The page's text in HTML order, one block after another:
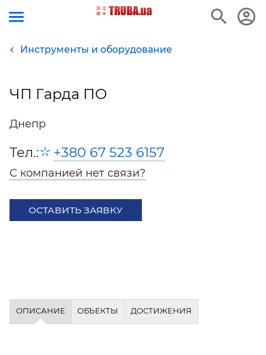
Инструменты и оборудование
ЧП Гарда ПО
Днепр
Тел.: +380 67 523 6157
С компанией нет связи?
ОСТАВИТЬ ЗАЯВКУ
ОПИСАНИЕ ОБЪЕКТЫ ДОСТИЖЕНИЯ